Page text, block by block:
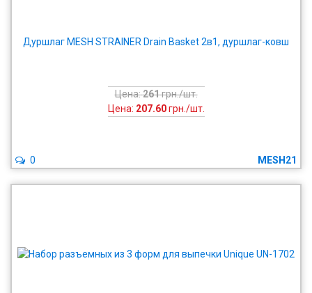
Дуршлаг MESH STRAINER Drain Basket 2в1, дуршлаг-ковш
Цена:261грн./шт.
Цена: 207.60 грн./шт.
MESH21
0